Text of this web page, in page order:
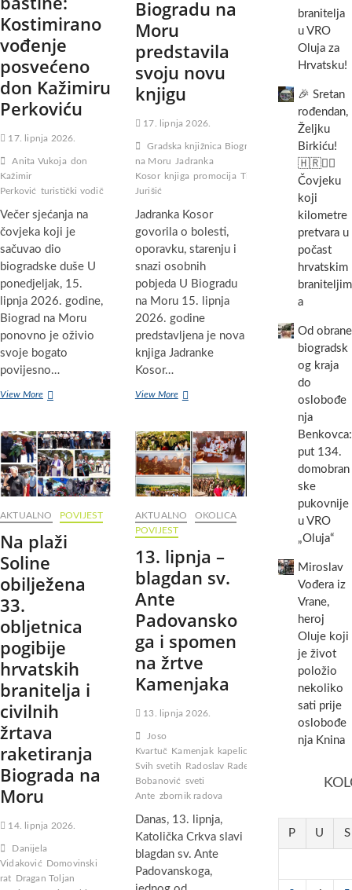
Kostimirano
vođenje
posvećeno
don Kažimiru
Perkoviću
17. lipnja 2026.
Anita Vukoja don
Kažimir
Perković turistički vodič
Večer sjećanja na
čovjeka koji je
sačuvao dio
biogradske duše U
ponedjeljak, 15.
lipnja 2026. godine,
Biograd na Moru
ponovno je oživio
svoje bogato
povijesno…
View MoreTragovima
baštine:
Kostimirano
vođenje
posvećeno
don
Perkoviću
Biogradu na
Moru
predstavila
svoju novu
knjigu
17. lipnja 2026.
Gradska knjižnica Biograd
na Moru
Jadranka
Kosor
knjiga promocija Tihana
Jurišić
Jadranka Kosor
govorila o bolesti,
oporavku, starenju i
snazi osobnih
pobjeda U Biogradu
na Moru 15. lipnja
2026. godine
predstavljena je nova
knjiga Jadranke
Kosor…
View MoreBivša
Kosor
u
Biogradu
na
Moru
svoju
novu
knjigu
AKTUALNO POVIJEST
Na plaži
Soline
obilježena
33.
obljetnica
pogibije
hrvatskih
branitelja i
civilnih
žrtava
raketiranja
Biograda na
Moru
14. lipnja 2026.
Danijela
Vidaković Domovinski
rat Dragan Toljan
AKTUALNO
OKOLICA
POVIJEST
13. lipnja –
blagdan sv.
Ante
Padovansko
ga i spomen
na žrtve
Kamenjaka
13. lipnja 2026.
Joso
Kvartuč Kamenjak kapelica
Svih svetih Radoslav Rade
Bobanović sveti
Ante zbornik radova
Danas, 13. lipnja,
Katolička Crkva slavi
blagdan sv. Ante
Padovanskoga,
branitelja
u VRO
Oluja za
Hrvatsku!
🎉 Sretan
rođendan,
Željku
Birkiću!
🇭🇷🏃‍♂️
Čovjeku
koji
kilometre
pretvara u
počast
hrvatskim
braniteljim
a
Od obrane
biogradsk
og kraja
do
oslobođe
nja
Benkovca:
put 134.
domobran
ske
pukovnije
u VRO
„Oluja“
Miroslav
Vođera iz
Vrane,
heroj
Oluje koji
je život
položio
nekoliko
sati prije
oslobođe
nja Knina
P U S